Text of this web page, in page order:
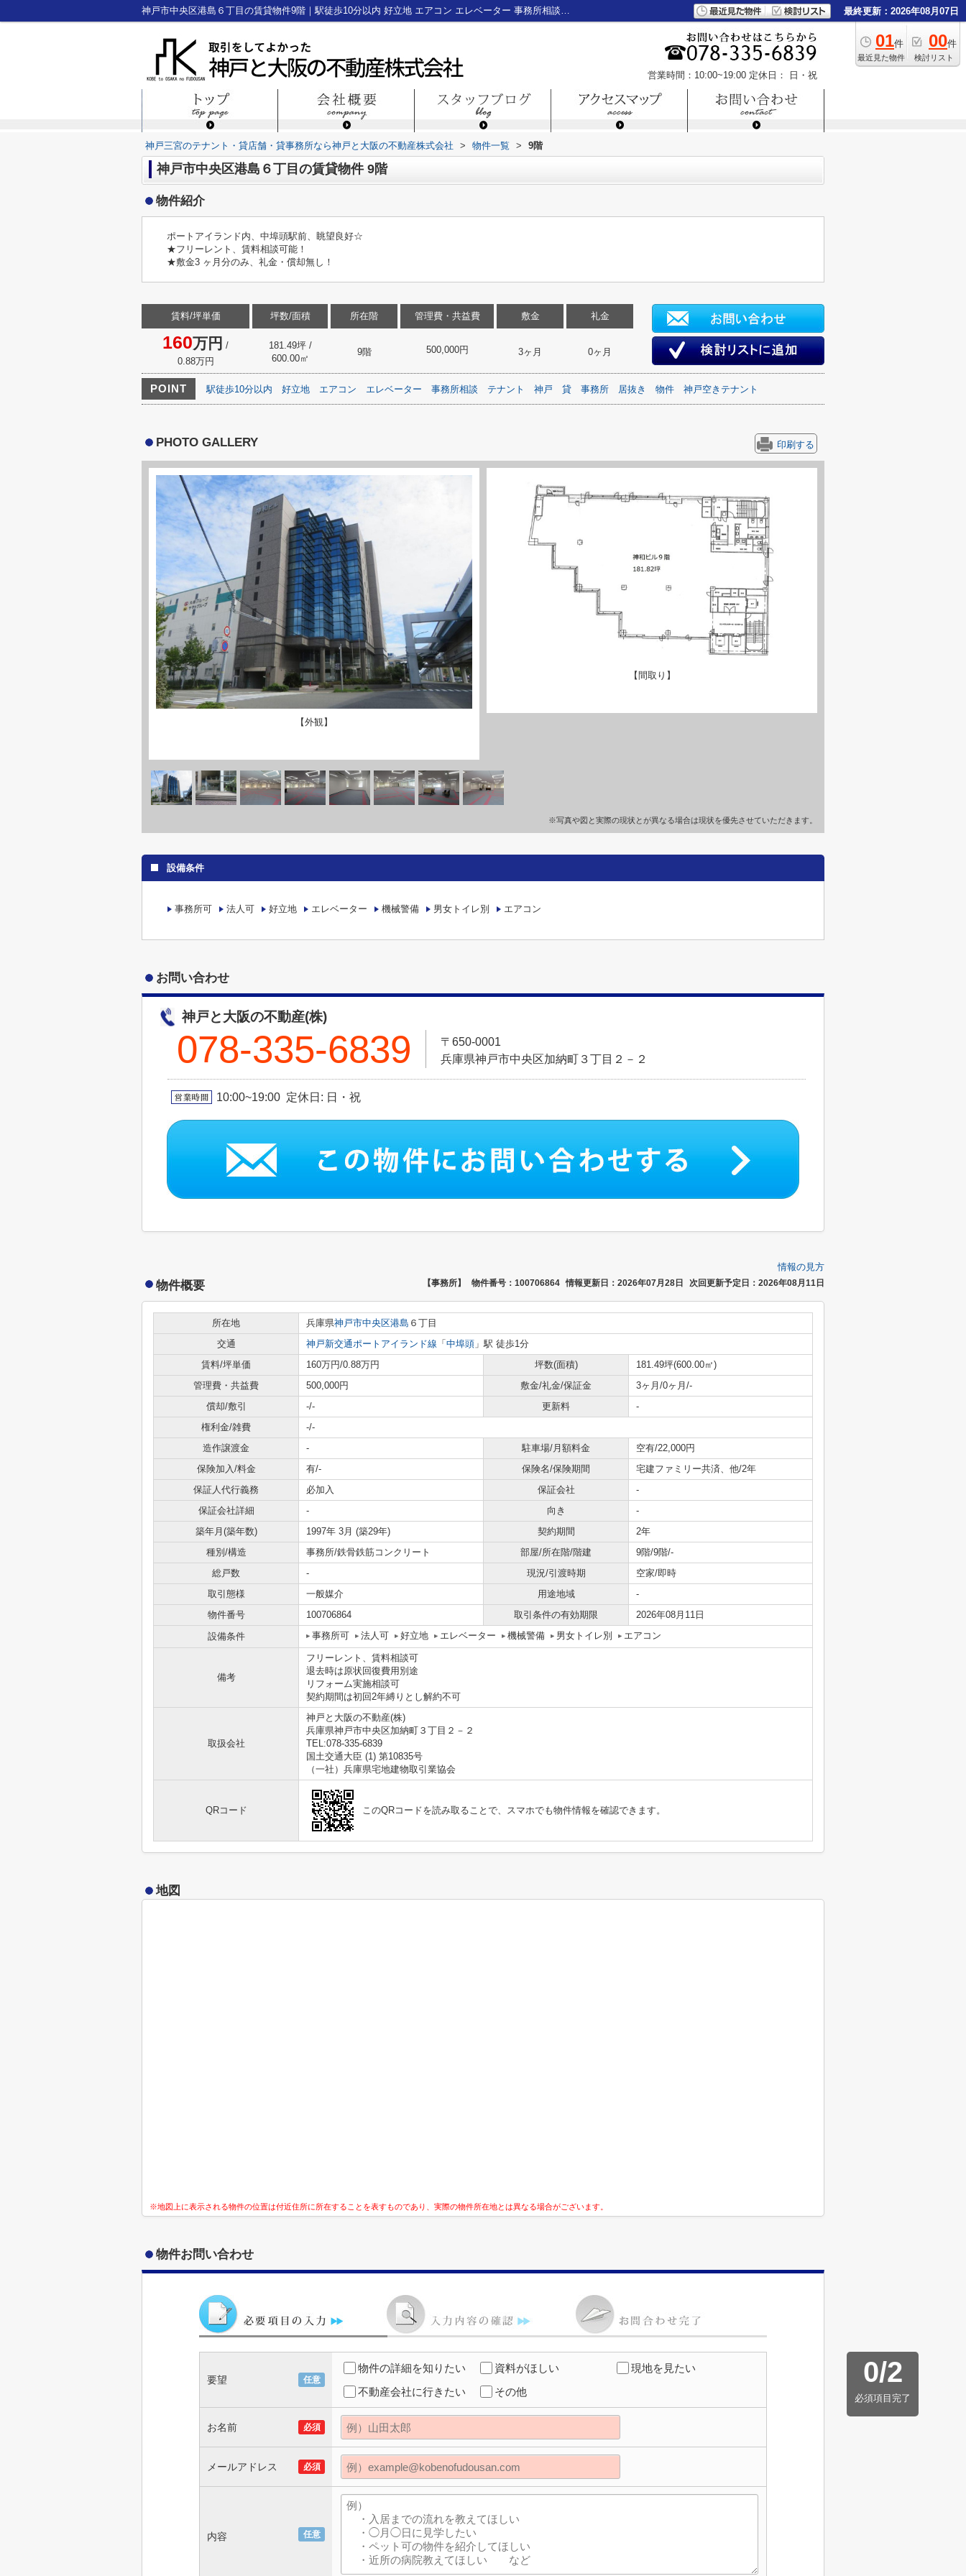
神戸市中央区港島６丁目の賃貸物件9階｜駅徒歩10分以内 好立地 エアコン エレベーター 事務所相談 テナント 神戸 貸 事務所 居抜き 物件 神戸空きテナント｜神戸三宮のテナント・貸店舗・貸事務所なら神戸と大阪の不動産株式会社 最終更新：2026年08月07日
01件
最近見た物件
00件
検討リスト
営業時間：10:00~19:00 定休日： 日・祝
神戸三宮のテナント・貸店舗・貸事務所なら神戸と大阪の不動産株式会社 > 物件一覧 > 9階
神戸市中央区港島６丁目の賃貸物件 9階
物件紹介
ポートアイランド内、中埠頭駅前、眺望良好☆
★フリーレント、賃料相談可能！
★敷金3 ヶ月分のみ、礼金・償却無し！
賃料/坪単価
160万円 /
0.88万円
坪数/面積
181.49坪 /
600.00㎡
所在階
9階
管理費・共益費
500,000円
敷金
3ヶ月
礼金
0ヶ月
POINT 駅徒歩10分以内 好立地 エアコン エレベーター 事務所相談 テナント 神戸 貸 事務所 居抜き 物件 神戸空きテナント
PHOTO GALLERY 印刷する
【外観】
【間取り】
※写真や図と実際の現状とが異なる場合は現状を優先させていただきます。
設備条件
事務所可 法人可 好立地 エレベーター 機械警備 男女トイレ別 エアコン
お問い合わせ
神戸と大阪の不動産(株)
078-335-6839
〒650-0001
兵庫県神戸市中央区加納町３丁目２－２
10:00~19:00 定休日: 日・祝
情報の見方
物件概要 【事務所】 物件番号：100706864 情報更新日：2026年07月28日 次回更新予定日：2026年08月11日
所在地 兵庫県神戸市中央区港島 ６丁目
交通
神戸新交通ポートアイランド線 「 中埠頭 」駅 徒歩1分
賃料/坪単価
160万円/0.88万円 坪数(面積)
181.49坪(600.00㎡)
管理費・共益費
500,000円 敷金/礼金/保証金
3ヶ月/0ヶ月/-
償却/敷引
-/- 更新料
-
権利金/雑費
-/-
造作譲渡金
- 駐車場/月額料金
空有/22,000円
保険加入/料金
有/- 保険名/保険期間
宅建ファミリー共済、他/2年
保証人代行義務
必加入 保証会社
-
保証会社詳細
- 向き
-
築年月(築年数)
1997年 3月 (築29年) 契約期間
2年
種別/構造
事務所/鉄骨鉄筋コンクリート 部屋/所在階/階建
9階/9階/-
総戸数
- 現況/引渡時期
空家/即時
取引態様
一般媒介 用途地域
-
物件番号
100706864 取引条件の有効期限
2026年08月11日
設備条件
事務所可 法人可 好立地 エレベーター 機械警備 男女トイレ別 エアコン
備考
フリーレント、賃料相談可
退去時は原状回復費用別途
リフォーム実施相談可
契約期間は初回2年縛りとし解約不可
取扱会社
神戸と大阪の不動産(株)
兵庫県神戸市中央区加納町３丁目２－２
TEL:078-335-6839
国土交通大臣 (1) 第10835号
（一社）兵庫県宅地建物取引業協会
QRコード このQRコードを読み取ることで、スマホでも物件情報を確認できます。
地図
※地図上に表示される物件の位置は付近住所に所在することを表すものであり、実際の物件所在地とは異なる場合がございます。
物件お問い合わせ
0/2
必須項目完了
要望 任意
物件の詳細を知りたい 資料がほしい
現地を見たい
不動産会社に行きたい
その他
お名前 必須
メールアドレス 必須
内容 任意